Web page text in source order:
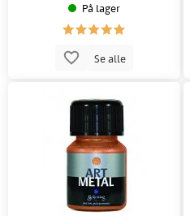
På lager
Se alle